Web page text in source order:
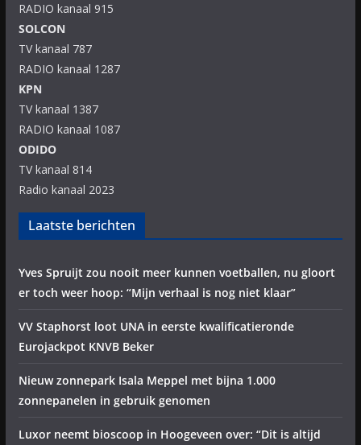
RADIO kanaal 915
SOLCON
TV kanaal 787
RADIO kanaal 1287
KPN
TV kanaal 1387
RADIO kanaal 1087
ODIDO
TV kanaal 814
Radio kanaal 2023
Laatste berichten
Yves Spruijt zou nooit meer kunnen voetballen, nu gloort
er toch weer hoop: “Mijn verhaal is nog niet klaar”
VV Staphorst loot UNA in eerste kwalificatieronde
Eurojackpot KNVB Beker
Nieuw zonnepark Isala Meppel met bijna 1.000
zonnepanelen in gebruik genomen
Luxor neemt bioscoop in Hoogeveen over: “Dit is altijd